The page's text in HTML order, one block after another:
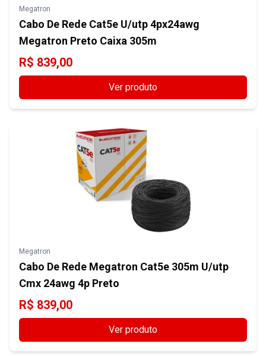
Megatron
Cabo De Rede Cat5e U/utp 4px24awg
Megatron Preto Caixa 305m
R$ 839,00
Ver produto
Megatron
Cabo De Rede Megatron Cat5e 305m U/utp
Cmx 24awg 4p Preto
R$ 839,00
Ver produto